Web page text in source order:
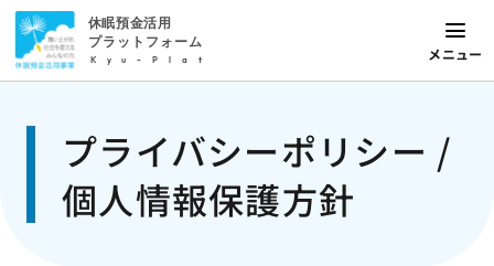
休眠預金活用
プラットフォーム
Kyu-Plat メニュー
プライバシーポリシー /
個人情報保護方針